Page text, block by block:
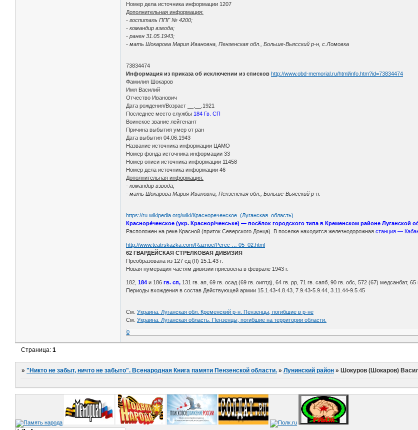
Номер дела источника информации 1207
Дополнительная информация:
- госпиталь ППГ № 4200;
- командир взвода;
- ранен 31.05.1943;
- мать Шокарова Мария Ивановна, Пензенская обл., Больше-Вьясский р-н, с.Ломовка
73834474
Информация из приказа об исключении из списков http://www.obd-memorial.ru/html/info.htm?id=73834474
Фамилия Шокаров
Имя Василий
Отчество Иванович
Дата рождения/Возраст __.__.1921
Последнее место службы 184 Гв. СП
Воинское звание лейтенант
Причина выбытия умер от ран
Дата выбытия 04.06.1943
Название источника информации ЦАМО
Номер фонда источника информации 33
Номер описи источника информации 11458
Номер дела источника информации 46
Дополнительная информация:
- командир взвода;
- мать Шокарова Мария Ивановна, Пензенская обл., Больше-Вьясский р-н.
https://ru.wikipedia.org/wiki/Краснореченское_(Луганская_область)
Красноре́ченское (укр. Красноріченське) — посёлок городского типа в Кременском районе Луганской
Расположен на реке Красной (приток Северского Донца). В поселке находится железнодорожная станция —
http://www.teatrskazka.com/Raznoe/Perec … 05_02.html
62 ГВАРДЕЙСКАЯ СТРЕЛКОВАЯ ДИВИЗИЯ
Преобразована из 127 сд (II) 15.1.43 г.
Новая нумерация частям дивизии присвоена в феврале 1943 г.
182,184 и 186 гв. сп, 131 гв. ап, 69 гв. осад (69 гв. оиптд), 64 гв. рр, 71 гв. сапб, 90 гв. обс, 572 (67) медсанбат,
Периоды вхождения в состав Действующей армии 15.1.43-4.8.43, 7.9.43-5.9.44, 3.11.44-9.5.45
См.Украина. Луганская обл. Кременский р-н. Пензенцы, погибшие в р-не
См.Украина. Луганская область. Пензенцы, погибшие на территории области.
0
Страница:1
»"Никто не забыт, ничто не забыто". Всенародная Книга памяти Пензенской области. »Лунинский район » Шокуров (Шокаров)